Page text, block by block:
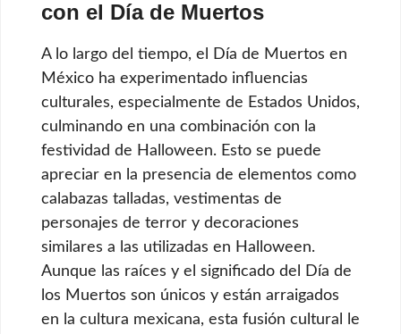
con el Día de Muertos
A lo largo del tiempo, el Día de Muertos en
México ha experimentado influencias
culturales, especialmente de Estados Unidos,
culminando en una combinación con la
festividad de Halloween. Esto se puede
apreciar en la presencia de elementos como
calabazas talladas, vestimentas de
personajes de terror y decoraciones
similares a las utilizadas en Halloween.
Aunque las raíces y el significado del Día de
los Muertos son únicos y están arraigados
en la cultura mexicana, esta fusión cultural le